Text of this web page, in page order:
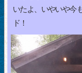
いたよ、いやいや今
ド！